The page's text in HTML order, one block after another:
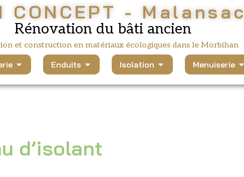
CONCEPT - Malansac
Rénovation du bâti ancien
et construction en matériaux écologiques dans le Morbihan
Enduits Isolation Menuiserie
d’isolant